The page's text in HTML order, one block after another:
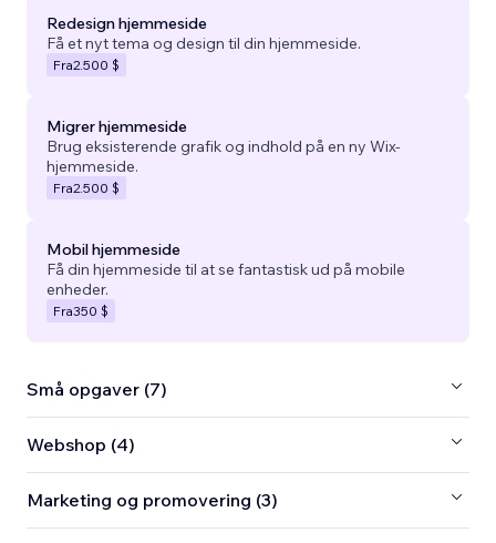
Redesign hjemmeside
Få et nyt tema og design til din hjemmeside.
Fra2.500 $
Migrer hjemmeside
Brug eksisterende grafik og indhold på en ny Wix-
hjemmeside.
Fra2.500 $
Mobil hjemmeside
Få din hjemmeside til at se fantastisk ud på mobile
enheder.
Fra350 $
Små opgaver (7)
Webshop (4)
Marketing og promovering (3)